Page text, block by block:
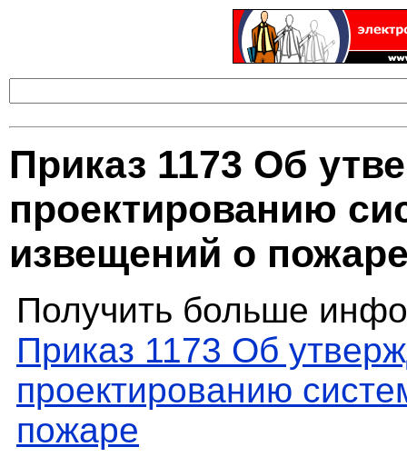
Приказ 1173 Об
проектированию
извещений о
Получить больше
Приказ 1173 Об
проектированию
пожаре